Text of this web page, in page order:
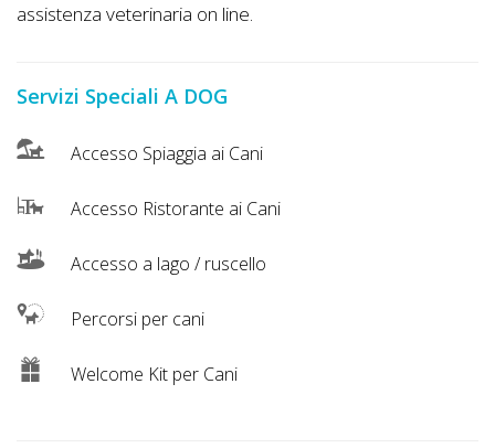
Accedi
Registrati
assistenza veterinaria on line.
Servizi Speciali A DOG
Accesso Spiaggia ai Cani
Accesso Ristorante ai Cani
Accesso a lago / ruscello
Percorsi per cani
Welcome Kit per Cani